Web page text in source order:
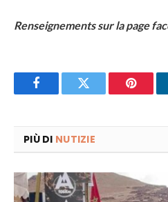
Renseignements sur la page
FacebookTwitter
PIÙ DI NUTIZIE